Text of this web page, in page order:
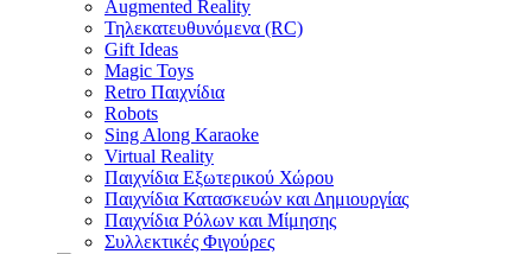
Augmented Reality
Τηλεκατευθυνόμενα (RC)
Gift Ideas
Magic Toys
Retro Παιχνίδια
Robots
Sing Along Karaoke
Virtual Reality
Παιχνίδια Εξωτερικού Χώρου
Παιχνίδια Κατασκευών και Δημιουργίας
Παιχνίδια Ρόλων και Μίμησης
Συλλεκτικές Φιγούρες